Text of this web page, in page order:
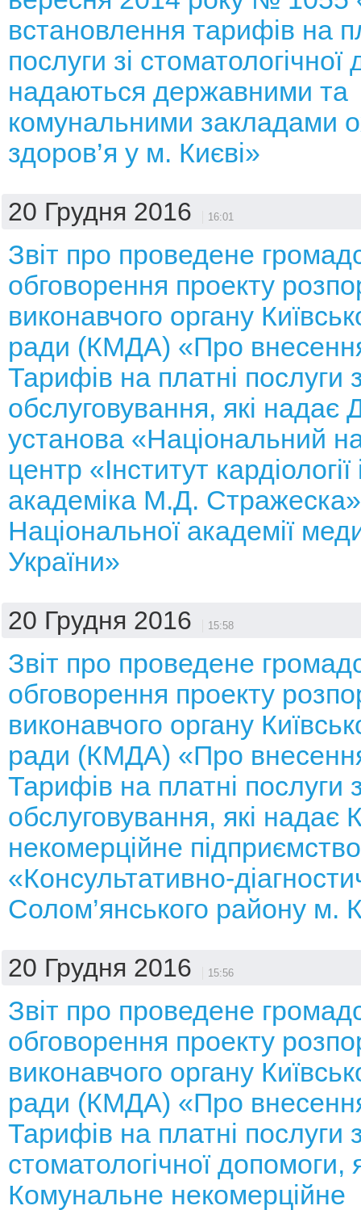
встановлення тарифів на
послуги зі стоматологічної
надаються державними та
комунальними закладами
здоров’я у м. Києві»
20 Грудня 2016 16:01
Звіт про проведене
обговорення проекту
виконавчого органу
ради (КМДА) «Про
Тарифів на платні послуги
обслуговування, які надає
установа «Національний
центр «Інститут кардіології
академіка М.Д. Стражеска»
Національної академії
України»
20 Грудня 2016 15:58
Звіт про проведене
обговорення проекту
виконавчого органу
ради (КМДА) «Про
Тарифів на платні послуги
обслуговування, які надає
некомерційне підприємство
«Консультативно-
Солом’янського району м.
20 Грудня 2016 15:56
Звіт про проведене
обговорення проекту
виконавчого органу
ради (КМДА) «Про
Тарифів на платні послуги
стоматологічної допомоги,
Комунальне некомерційне